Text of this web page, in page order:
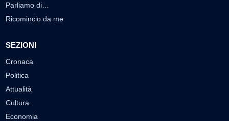
Parliamo di…
Ricomincio da me
SEZIONI
Cronaca
Politica
Attualità
Cultura
Economia